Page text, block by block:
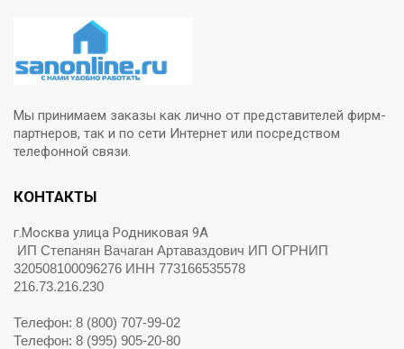
Мы принимаем заказы как лично от представителей фирм-
партнеров, так и по сети Интернет или посредством
телефонной связи.
КОНТАКТЫ
г.Москва улица Родниковая 9А
ИП Степанян Вачаган Артаваздович ИП ОГРНИП
320508100096276 ИНН 773166535578
216.73.216.230
Телефон: 8 (800) 707-99-02
Телефон: 8 (995) 905-20-80